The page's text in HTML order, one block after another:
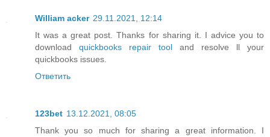
William acker 29.11.2021, 12:14
It was a great post. Thanks for sharing it. I advice you to
download quickbooks repair tool and resolve ll your
quickbooks issues.
Ответить
123bet 13.12.2021, 08:05
Thank you so much for sharing a great information. I